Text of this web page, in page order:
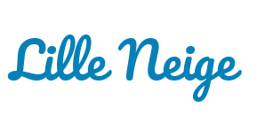
Lille Neige